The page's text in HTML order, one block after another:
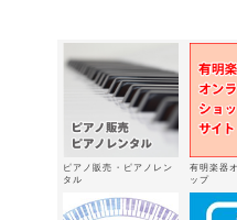
『ピアノ・アド
ックシリーズセ
お知らせ 2026年4月
新型エレクトーン
3/15（日）健軍で
2月18日
ピアノ販売・ピアノレン
タル
有明楽器
ップ